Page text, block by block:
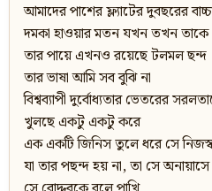
আমাদের পাশের ফ্ল্যাটের দুবছরের
দমকা হাওয়ার মতন যখন তখন তাকে
তার পায়ে এখনও রয়েছে টলমল ছন্দ
তার ভাষা আমি সব বুঝি না
বিশ্বব্যাপী দুর্বোধ্যতার ভেতরের
খুলছে একটু একটু করে
এক একটি জিনিস তুলে ধরে সে
যা তার পছন্দ হয় না, তা সে